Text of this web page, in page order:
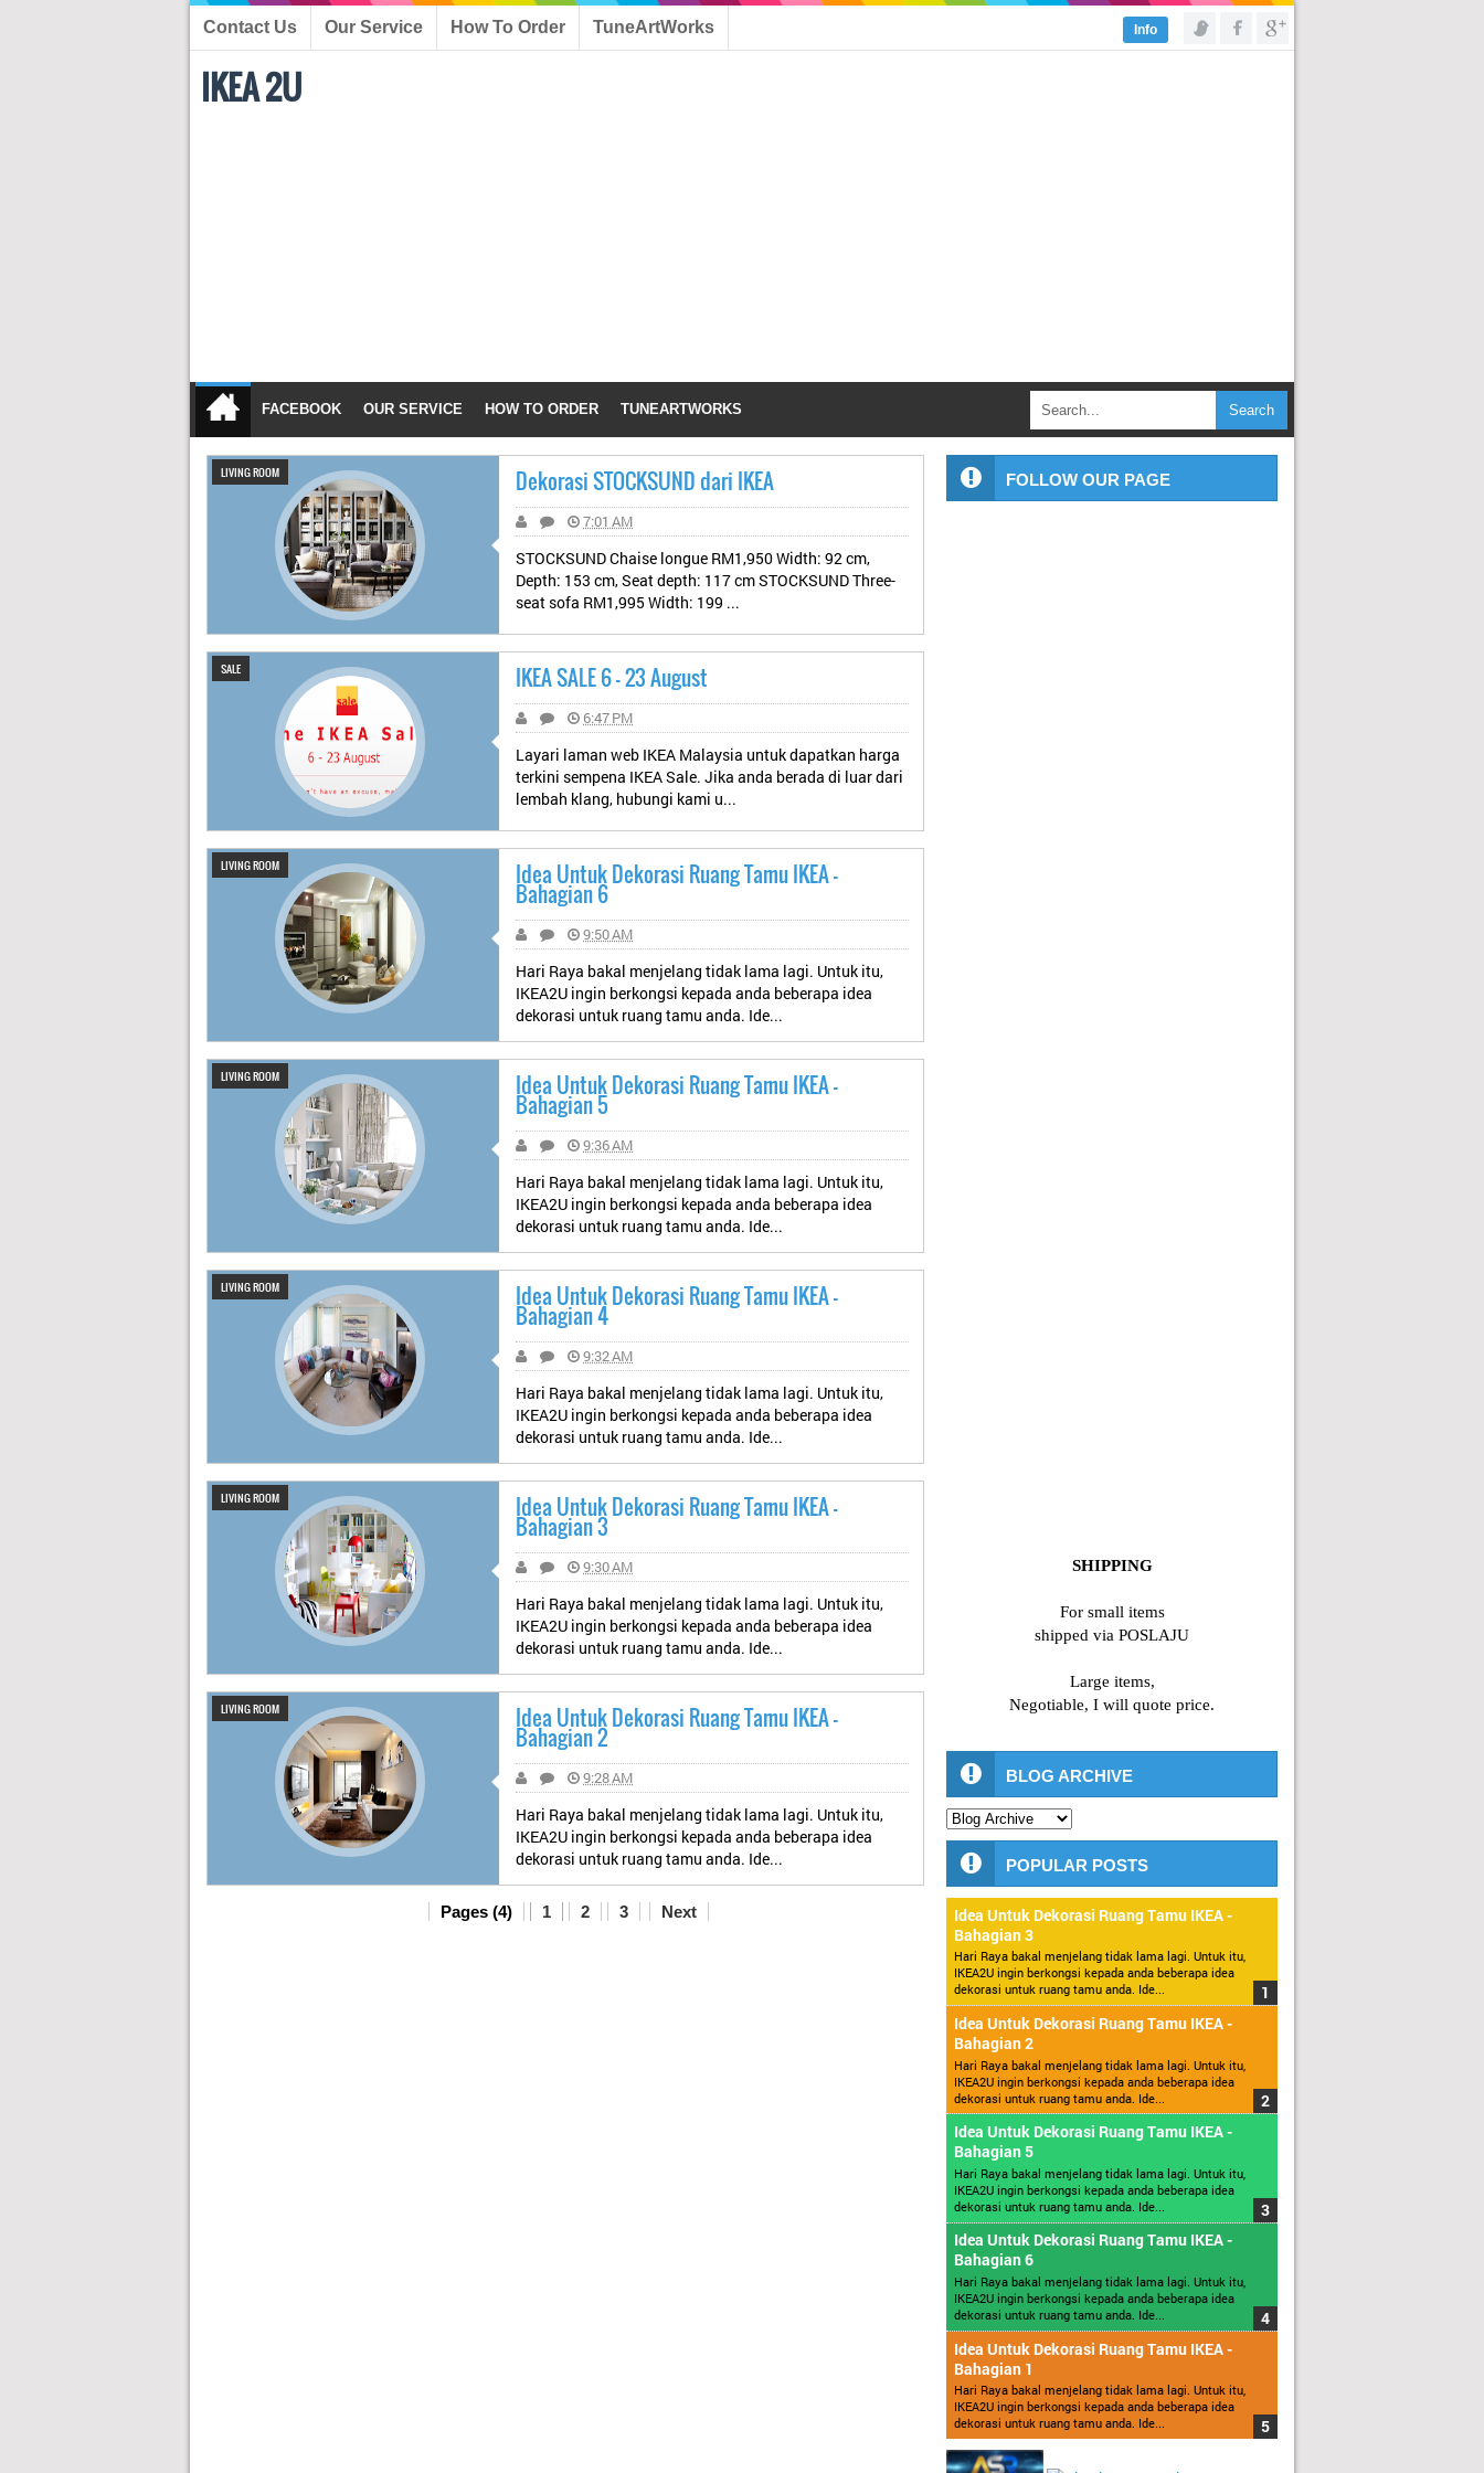
Contact Us Our Service How To Order TuneArtWorks
IKEA 2U
FACEBOOK OUR SERVICE HOW TO ORDER TUNEARTWORKS
LIVING ROOM Dekorasi STOCKSUND dari IKEA
7:01 AM
STOCKSUND Chaise longue RM1,950 Width: 92 cm,
Depth: 153 cm, Seat depth: 117 cm STOCKSUND Three-
seat sofa RM1,995 Width: 199 ...
SALE IKEA SALE 6 - 23 August
6:47 PM
Layari laman web IKEA Malaysia untuk dapatkan harga
terkini sempena IKEA Sale. Jika anda berada di luar dari
lembah klang, hubungi kami u...
LIVING ROOM Idea Untuk Dekorasi Ruang Tamu IKEA -
Bahagian 6
9:50 AM
Hari Raya bakal menjelang tidak lama lagi. Untuk itu,
IKEA2U ingin berkongsi kepada anda beberapa idea
dekorasi untuk ruang tamu anda. Ide...
LIVING ROOM Idea Untuk Dekorasi Ruang Tamu IKEA -
Bahagian 5
9:36 AM
Hari Raya bakal menjelang tidak lama lagi. Untuk itu,
IKEA2U ingin berkongsi kepada anda beberapa idea
dekorasi untuk ruang tamu anda. Ide...
LIVING ROOM Idea Untuk Dekorasi Ruang Tamu IKEA -
Bahagian 4
9:32 AM
Hari Raya bakal menjelang tidak lama lagi. Untuk itu,
IKEA2U ingin berkongsi kepada anda beberapa idea
dekorasi untuk ruang tamu anda. Ide...
LIVING ROOM Idea Untuk Dekorasi Ruang Tamu IKEA -
Bahagian 3
9:30 AM
Hari Raya bakal menjelang tidak lama lagi. Untuk itu,
IKEA2U ingin berkongsi kepada anda beberapa idea
dekorasi untuk ruang tamu anda. Ide...
LIVING ROOM Idea Untuk Dekorasi Ruang Tamu IKEA -
Bahagian 2
9:28 AM
Hari Raya bakal menjelang tidak lama lagi. Untuk itu,
IKEA2U ingin berkongsi kepada anda beberapa idea
dekorasi untuk ruang tamu anda. Ide...
Pages (4) 1 2 3 Next
FOLLOW OUR PAGE
SHIPPING
For small items
shipped via POSLAJU
Large items,
Negotiable, I will quote price.
BLOG ARCHIVE
POPULAR POSTS
Idea Untuk Dekorasi Ruang Tamu IKEA -
Bahagian 3
Hari Raya bakal menjelang tidak lama lagi. Untuk itu,
IKEA2U ingin berkongsi kepada anda beberapa idea
dekorasi untuk ruang tamu anda. Ide...
Idea Untuk Dekorasi Ruang Tamu IKEA -
Bahagian 2
Hari Raya bakal menjelang tidak lama lagi. Untuk itu,
IKEA2U ingin berkongsi kepada anda beberapa idea
dekorasi untuk ruang tamu anda. Ide...
Idea Untuk Dekorasi Ruang Tamu IKEA -
Bahagian 5
Hari Raya bakal menjelang tidak lama lagi. Untuk itu,
IKEA2U ingin berkongsi kepada anda beberapa idea
dekorasi untuk ruang tamu anda. Ide...
Idea Untuk Dekorasi Ruang Tamu IKEA -
Bahagian 6
Hari Raya bakal menjelang tidak lama lagi. Untuk itu,
IKEA2U ingin berkongsi kepada anda beberapa idea
dekorasi untuk ruang tamu anda. Ide...
Idea Untuk Dekorasi Ruang Tamu IKEA -
Bahagian 1
Hari Raya bakal menjelang tidak lama lagi. Untuk itu,
IKEA2U ingin berkongsi kepada anda beberapa idea
dekorasi untuk ruang tamu anda. Ide...